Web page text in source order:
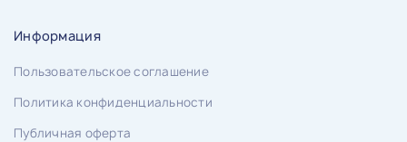
Информация
Пользовательское соглашение
Политика конфиденциальности
Публичная оферта